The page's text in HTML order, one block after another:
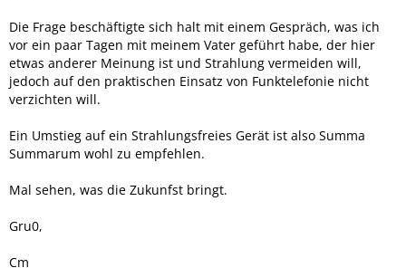
Die Frage beschäftigte sich halt mit einem Gespräch, was ich
vor ein paar Tagen mit meinem Vater geführt habe, der hier
etwas anderer Meinung ist und Strahlung vermeiden will,
jedoch auf den praktischen Einsatz von Funktelefonie nicht
verzichten will.
Ein Umstieg auf ein Strahlungsfreies Gerät ist also Summa
Summarum wohl zu empfehlen.
Mal sehen, was die Zukunfst bringt.
Gru0,
Cm